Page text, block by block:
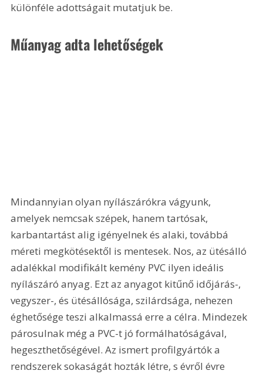
különféle adottságait mutatjuk be.
Műanyag adta lehetőségek
Mindannyian olyan nyílászárókra vágyunk,
amelyek nemcsak szépek, hanem tartósak,
karbantartást alig igényelnek és alaki, továbbá
méreti megkötésektől is mentesek. Nos, az ütésálló
adalékkal modifikált kemény PVC ilyen ideális
nyílászáró anyag. Ezt az anyagot kitűnő időjárás-,
vegyszer-, és ütésállósága, szilárdsága, nehezen
éghetősége teszi alkalmassá erre a célra. Mindezek
párosulnak még a PVC-t jó formálhatóságával,
hegeszthetőségével. Az ismert profilgyártók a
rendszerek sokaságát hozták létre, s évről évre